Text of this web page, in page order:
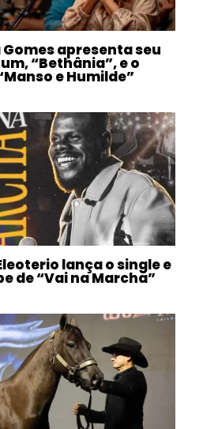
apresenta seu
“Bethânia”, e o
e Humilde”
lança o single e
de “Vai na Marcha”